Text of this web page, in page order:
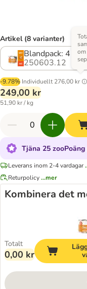
Artikel (8 varianter)
Blandpack: 4
250603.12
-9.78% Individuellt 276,00 kr
249,00 kr
51,90 kr / kg
Tjäna 25
Leverans inom 2-4 vardagar
Returpolicy...mer
Kombinera det
Totalt
0,00 kr